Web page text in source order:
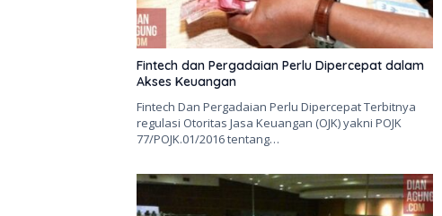
Fintech dan Pergadaian Perlu Dipercepat dalam
Akses Keuangan
Fintech Dan Pergadaian Perlu Dipercepat Terbitnya
regulasi Otoritas Jasa Keuangan (OJK) yakni POJK
77/POJK.01/2016 tentang…